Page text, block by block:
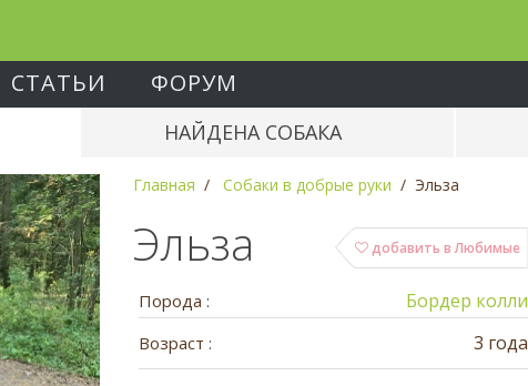
СТАТЬИ ФОРУМ
НАЙДЕНА СОБАКА
Главная Собаки в добрые руки Эльза
добавить в Любимые
Эльза
Порода : Бордер колли
Возраст : 3 года